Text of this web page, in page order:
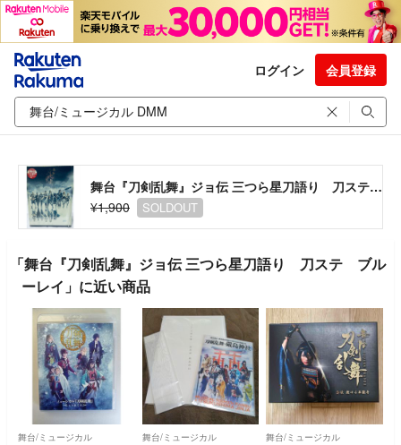
ログイン 会員登録
舞台『刀剣乱舞』ジョ伝 三つら星刀語り 刀ステ ブルーレイ
¥1,900
SOLDOUT
「舞台『刀剣乱舞』ジョ伝 三つら星刀語り 刀ステ ブル
ーレイ」に近い商品
舞台/ミュージカル 舞台/ミュージカル 舞台/ミュージカル